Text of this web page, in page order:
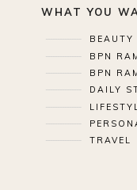
WHAT YOU
BEAUTY
BPN
BPN
DAILY
TRAVEL